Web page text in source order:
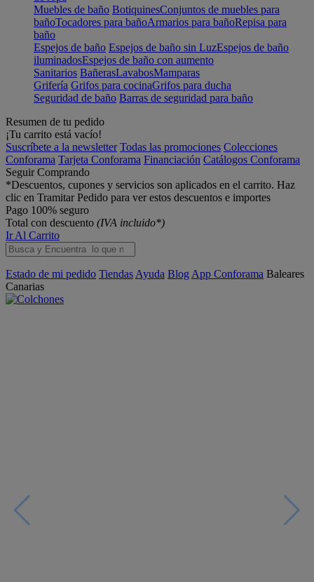
Muebles de baño BotiquinesConjuntos de muebles para
bañoTocadores para bañoArmarios para bañoRepisa para
baño
Espejos de baño Espejos de baño sin LuzEspejos de baño
iluminadosEspejos de baño con aumento
Sanitarios BañerasLavabosMamparas
Grifería Grifos para cocinaGrifos para ducha
Seguridad de baño Barras de seguridad para baño
Resumen de tu pedido
¡Tu carrito está vacío!
Suscríbete a la newsletter Todas las promociones Colecciones
Conforama Tarjeta Conforama Financiación Catálogos Conforama
Seguir Comprando
*Descuentos, cupones y servicios son aplicados en el carrito. Haz
clic en Tramitar Pedido para ver estos descuentos e importes
Pago 100% seguro
Total con descuento (IVA incluido*)
Ir Al Carrito
Estado de mi pedido Tiendas Ayuda Blog App Conforama Baleares
Canarias